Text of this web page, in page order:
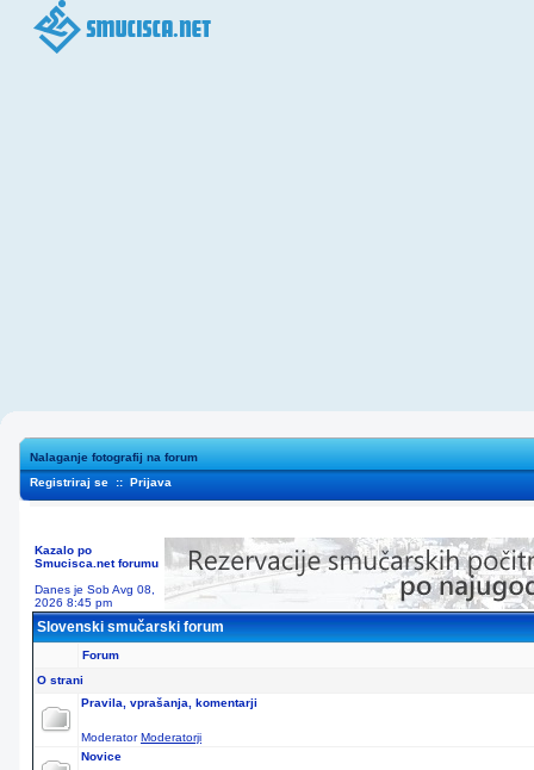
Nalaganje fotografij na forum
Registriraj se :: Prijava
Kazalo po
Smucisca.net forumu
Danes je Sob Avg 08,
2026 8:45 pm
Slovenski smučarski forum
Forum
O strani
Pravila, vprašanja, komentarji
ModeratorModeratorji
Novice